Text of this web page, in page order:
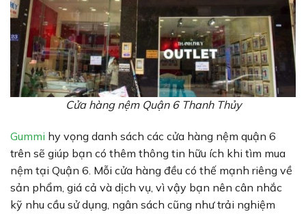
Cửa hàng nệm Quận 6 Thanh Thủy
Gummi hy vọng danh sách các cửa hàng nệm quận 6
trên sẽ giúp bạn có thêm thông tin hữu ích khi tìm mua
nệm tại Quận 6. Mỗi cửa hàng đều có thế mạnh riêng về
sản phẩm, giá cả và dịch vụ, vì vậy bạn nên cân nhắc
kỹ nhu cầu sử dụng, ngân sách cũng như trải nghiệm